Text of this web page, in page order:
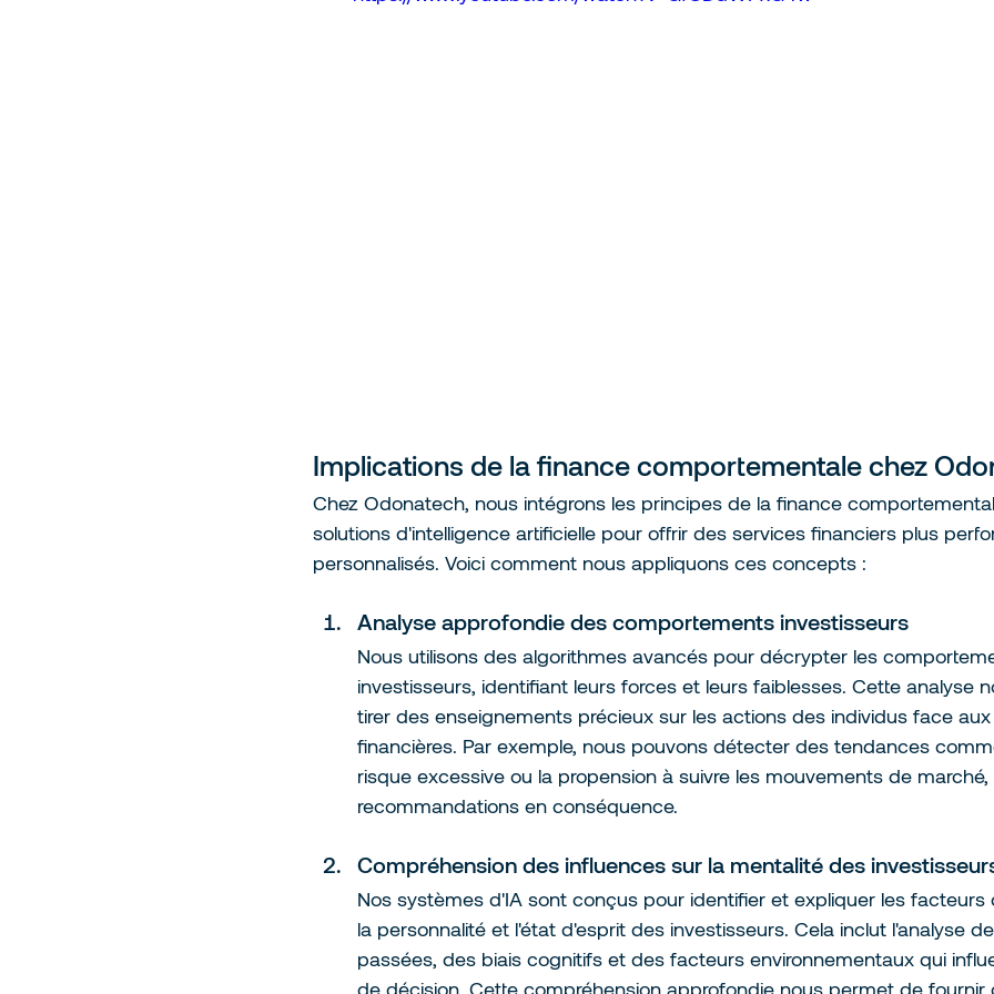
Implications de la finance comportementale chez
Chez Odonatech, nous intégrons les principes de la finance
solutions d'intelligence artificielle pour offrir des services financiers plus
personnalisés. Voici comment nous appliquons ces concepts :
Analyse approfondie des comportements investisseurs
Nous utilisons des algorithmes avancés pour décrypter les
investisseurs, identifiant leurs forces et leurs faiblesses. Cette analyse
tirer des enseignements précieux sur les actions des individus face
financières. Par exemple, nous pouvons détecter des tendances
risque excessive ou la propension à suivre les mouvements de
recommandations en conséquence.
Compréhension des influences sur la mentalité des
Nos systèmes d'IA sont conçus pour identifier et expliquer les facteurs
la personnalité et l'état d'esprit des investisseurs. Cela inclut l'analyse
passées, des biais cognitifs et des facteurs environnementaux qui
de décision. Cette compréhension approfondie nous permet de fournir